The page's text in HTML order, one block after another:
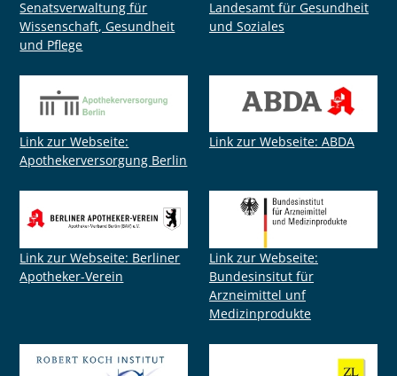
Senatsverwaltung für
Wissenschaft, Gesundheit
und Pflege
Landesamt für Gesundheit
und Soziales
Link zur Webseite:
Apothekerversorgung Berlin
Link zur Webseite: ABDA
Link zur Webseite: Berliner
Apotheker-Verein
Link zur Webseite:
Bundesinsitut für
Arzneimittel unf
Medizinprodukte